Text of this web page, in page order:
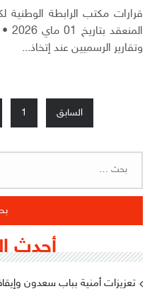
قرارات مكتب الرابطة الوطنية
وتقارير الرسميين عند إتخاذ...
pagination
السابق 1
أحدث
تعزيزات أمنية بباب سعدون